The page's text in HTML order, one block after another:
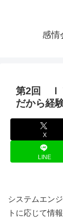
感情
第2回 Ｉ
だから経
X
LINE
システムエン
トに応じて情